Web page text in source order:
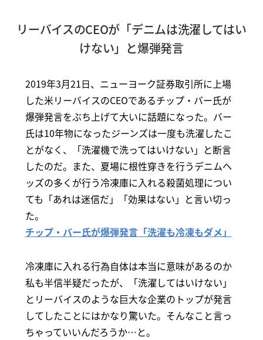
リーバイスのCEOが「デニムは洗濯してはい
けない」と爆弾発言
2019年3月21日、ニューヨーク証券取引所に上場
した米リーバイスのCEOであるチップ・バー氏が
爆弾発言をぶち上げて大いに話題になった。バー
氏は10年物になったジーンズは一度も洗濯したこ
とがなく、「洗濯機で洗ってはいけない」と断言
したのだ。また、夏場に根性穿きを行うデニムヘ
ッズの多くが行う冷凍庫に入れる殺菌処理につい
ても「あれは迷信だ」「効果はない」と言い切っ
た。
チップ・バー氏が爆弾発言「洗濯も冷凍もダメ」
冷凍庫に入れる行為自体は本当に意味があるのか
私も半信半疑だったが、「洗濯してはいけない」
とリーバイスのような巨大な企業のトップが発言
してしたことにはかなり驚いた。そんなこと言っ
ちゃっていいんだろうか…と。